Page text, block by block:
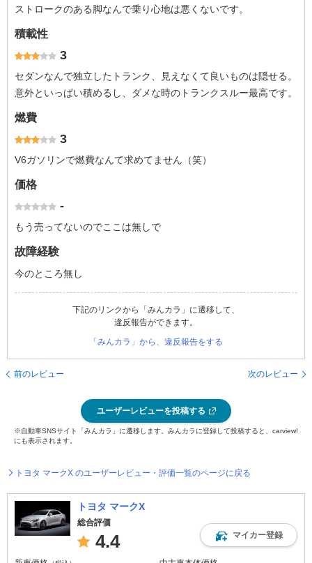
ストロークのある脚なんで乗り心地は悪くないです。
積載性
3
セダンなんで独立したトランク、見えなくて良いものは隠せる。
意外といっぱい積めるし、ダメな時のトランクスルー最高です。
燃費
3
V6ガソリンで燃費なんて求めてません（笑）
価格
-
もう売ってないのでここは無しで
故障経験
今のところ無し
下記のリンクから「みんカラ」に遷移して、
違反報告ができます。
「みんカラ」から、違反報告をする
前のレビュー 次のレビュー
ユーザーレビューを投稿する
※自動車SNSサイト「みんカラ」に遷移します。みんカラに登録して投稿すると、carview!
にも表示されます。
トヨタ マークX のユーザーレビュー・評価一覧のページに戻る
トヨタ マークX
総合評価
4.4 マイカー登録